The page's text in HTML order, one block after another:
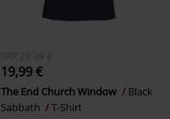
RRP 29,99 €
19,99 €
The End Church Window
Black
Sabbath
T-Shirt